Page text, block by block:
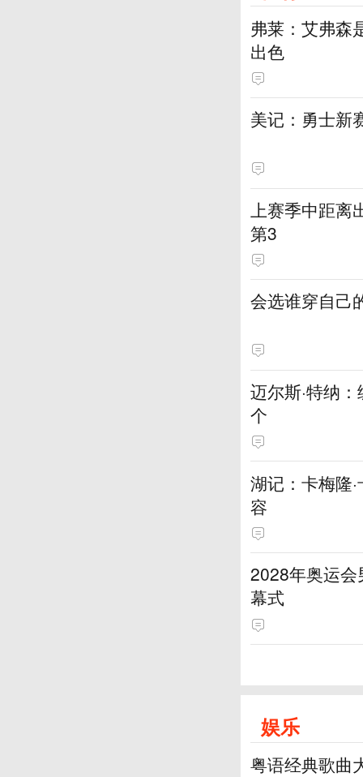
弗莱：艾弗森
出色
美记：勇士新
上赛季中距
第3
会选谁穿自己
迈尔斯·特纳
个
湖记：卡梅隆
容
2028年奥运
幕式
娱乐
粤语经典歌曲